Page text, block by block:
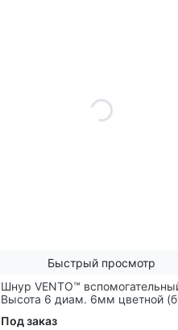
Быстрый просмотр
Шнур VENTO™
Высота 6 диам. 6мм цветной
Под заказ